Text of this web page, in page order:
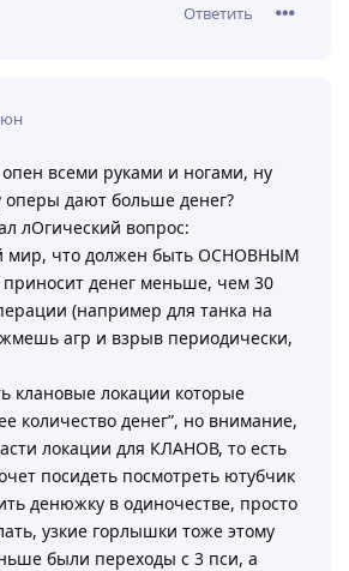
Ответить
всеми руками и ногами, ну
оперы дают больше денег?
лОгический вопрос:
мир, что должен быть ОСНОВНЫМ
денег меньше, чем 30
(например для танка на
агр и взрыв периодически,
клановые локации которые
количество денег”, но внимание,
локации для КЛАНОВ, то есть
посидеть посмотреть ютубчик
денюжку в одиночестве, просто
узкие горлышки тоже этому
были переходы с 3 пси, а